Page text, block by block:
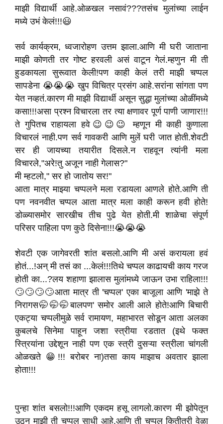
माझी विद्यार्थी आहे.ओळखल नसावं???तसंच मुलांच्या लाईन
मध्ये उभं केलं!!!😃
सर्व कार्यक्रम, ध्वजारोहण उत्तम झाला.आणि मी घरी जाताना
माझी कोणती तर गोष्ट हरवली असं वाटून गेलं.म्हणुन मी ती
हुडकायला सुरूवात केली!पण काही केलं तरी माझी चप्पल
सापडेना 😭😭😭 खुप विचित्र प्रसंग आहे.सरांना सांगता पण
येत नव्हतं.कारण मी माझी विद्यार्थी असून सुद्धा मुलांच्या ओळींमध्ये
कसा!!!असा प्रश्न विचारला तर त्या क्षणावर पूर्ण पाणी जाणार!!!
ते गुपितच राहायला हवे😉😉😉 म्हणून मी काही कुणाला
विचारलं नाही.पण सर्व गावकरी आणि मुलें घरी जात होती.शेवटी
सर ही जायच्या तयारीत दिसले.न राहवून त्यांनी मला
विचारले,"अरे!तु अजून नाही गेलास?"
मी म्हटलो," सर हो जातोय सर!"
आता मात्र माझ्या चप्पलने मला रडायला आणले होते.आणि ती
पण नवनवीत चप्पल आता मात्र मला काही करून हवी होते!
डोळ्यासमोर सारखीच तीच पुढे येत होती.मी शाळेचा संपूर्ण
परिसर पाहिला पण कुठे दिसेना!!!😭😭😭
शेवटी एक जागेवरती शांत बसलो.आणि मी असं करायला हवं
होतं...!अन् मी तसं का ...केलं!!!तिथे चप्पल काढायची काय गरज
होती का...?लय शहाणा झालास मुलांमध्ये जाऊन उभा राहिला!!!
🙄🙄🙄🙄आता मात्र ती 'चप्पल' एका बाजूला आणि 'माझे ते
निरागस🤭🤭🤭बालपण' समोर आली आले होते!आणि बिचारी
एकट्या चप्पलीमुळे सर्व रामायण, महाभारत सोडून आता अलका
कुबलचे सिनेमा पाहून जशा स्त्रीया रडतात (इथे फक्त
स्त्रियांना उद्देशून नाही पण एक स्त्री दुसऱ्या स्त्रीला चांगली
ओळखते 😁!!! बरोबर ना)तसा काय माझाच अवतार झाला
होता!!!
पुन्हा शांत बसलो!!!आणि एकदम हसू लागलो.कारण मी झोपेतून
उठून माझी ती चप्पल साधी आहे.आणि ती चप्पल कितीतरी वेळा